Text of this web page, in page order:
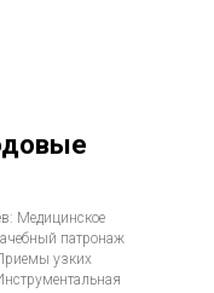
Медицинское
патронаж
узких